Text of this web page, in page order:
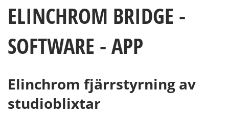
ELINCHROM BRIDGE -
SOFTWARE - APP
Elinchrom fjärrstyrning av
studioblixtar